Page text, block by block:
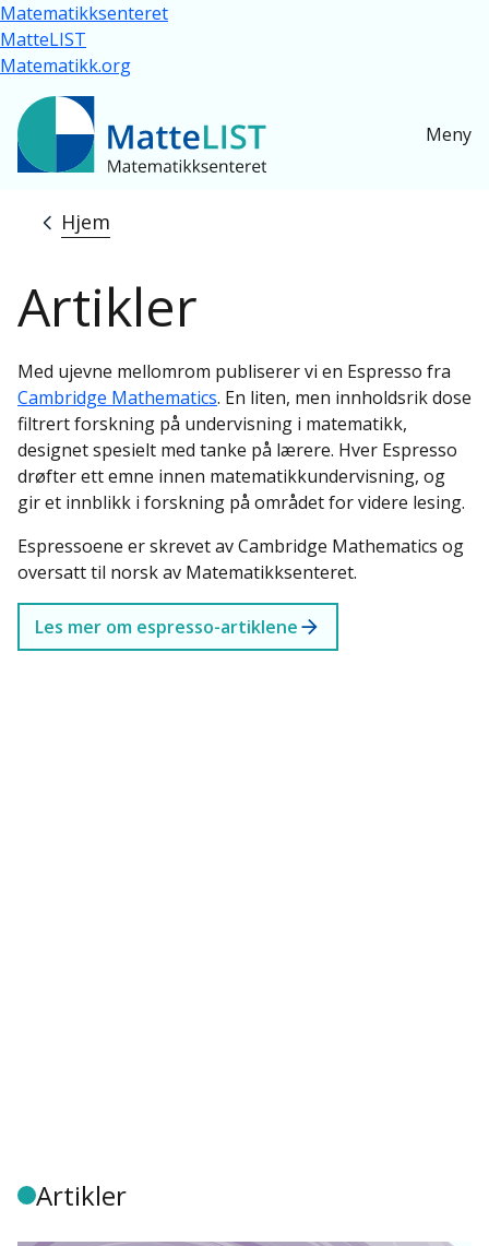
Hopp til hovedinnhold
Matematikksenteret
MatteLIST
Matematikk.org
Meny
Navigasjonssti
Hjem
Artikler
Med ujevne mellomrom publiserer vi en Espresso fra
Cambridge Mathematics. En liten, men innholdsrik dose
filtrert forskning på undervisning i matematikk,
designet spesielt med tanke på lærere. Hver Espresso
drøfter ett emne innen matematikkundervisning, og
gir et innblikk i forskning på området for videre lesing.
Espressoene er skrevet av Cambridge Mathematics og
oversatt til norsk av Matematikksenteret.
Les mer om espresso-artiklene
Artikler